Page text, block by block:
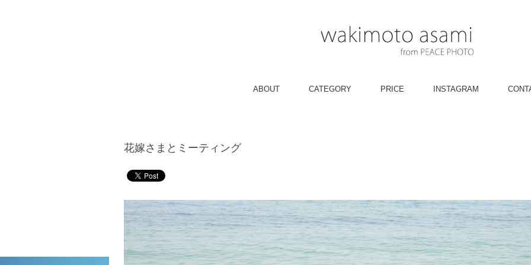
ABOUT CATEGORY PRICE INSTAGRAM
花嫁さまとミーティング